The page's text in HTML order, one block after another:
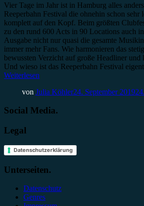
Vier Tage im Jahr ist in Hamburg alles
Reeperbahn Festival die ohnehin schon sehr
komplett auf den Kopf. Beim größten
zu den rund 600 Acts in 90 Locations auch
Ausgabe nicht nur quasi die gesamte
immer mehr Fans. Wie harmonieren das
bewussten Verzicht auf große Headliner und
Und wieso ist das Reeperbahn Festival
Weiterlesen
von Julia Köhler24. September 2019
Social Media.
Legal
Datenschutzerklärung
Unterseiten.
Datenschutz
Genres